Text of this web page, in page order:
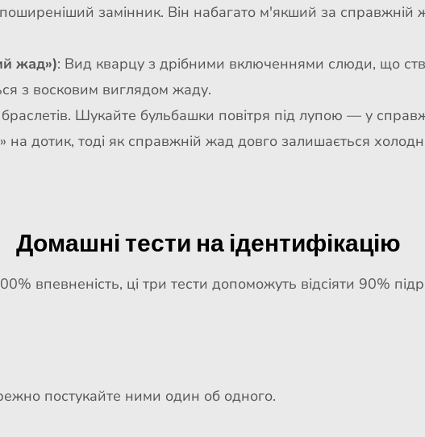
замінник. Він набагато м'якший за справжній
жад»): Вид кварцу з дрібними включеннями слюди, що
з восковим виглядом жаду.
Шукайте бульбашки повітря під лупою — у
на дотик, тоді як справжній жад довго залишається
Домашні тести на ідентифікацію
впевненість, ці три тести допоможуть відсіяти 90%
постукайте ними один об одного.